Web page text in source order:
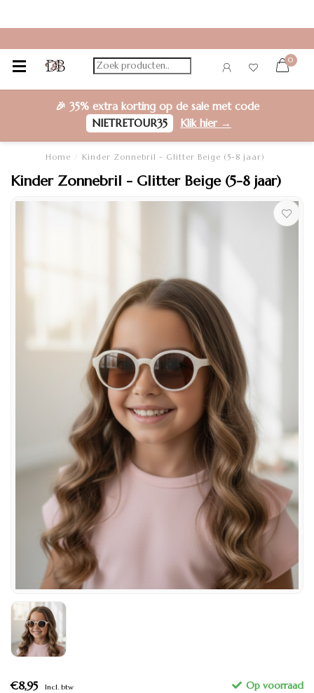
0
🎉 35% extra kortingop de sale met code
NIETRETOUR35
Klik hier →
Home Kinder Zonnebril - Glitter Beige (5-8 jaar)
Kinder Zonnebril - Glitter Beige (5-8 jaar)
€8,95 Incl. btw